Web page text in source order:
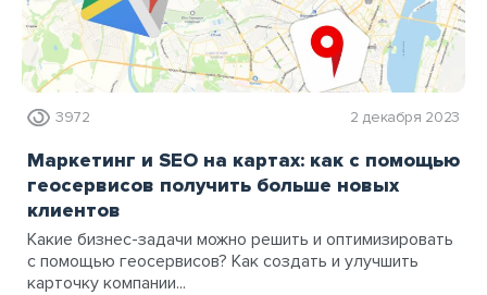
3972 2 декабря 2023
Маркетинг и SEO на картах: как с помощью
геосервисов получить больше новых
клиентов
Какие бизнес-задачи можно решить и оптимизировать
с помощью геосервисов? Как создать и улучшить
карточку компании...